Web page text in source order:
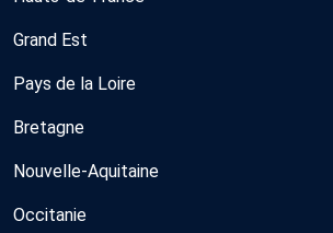
Grand Est
Pays de la Loire
Bretagne
Nouvelle-Aquitaine
Occitanie